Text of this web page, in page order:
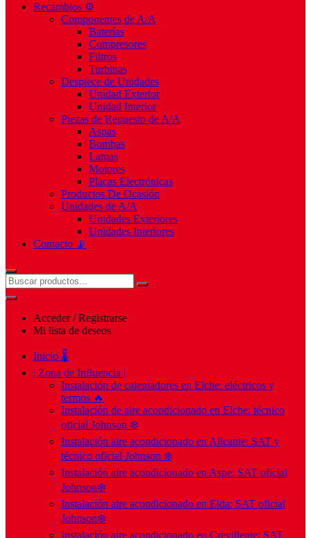
Recambios ⚙️
Componentes de A/A
Baterías
Compresores
Filtros
Turbinas
Despiece de Unidades
Unidad Exterior
Unidad Interior
Piezas de Repuesto de A/A
Aspas
Bombas
Lamas
Motores
Placas Electrónicas
Productos De Ocasión
Unidades de A/A
Unidades Exteriores
Unidades Interiores
Contacto 📡
Acceder / Registrarse
Mi lista de deseos
Inicio 🌡️
| Zona de Influencia |
Instalación de calentadores en Elche: eléctricos y
termos 🔥
Instalación de aire acondicionado en Elche: técnico
oficial Johnson ❄️
Instalación aire acondicionado en Alicante: SAT y
técnico oficial Johnson ❄️
Instalación aire acondicionado en Aspe: SAT oficial
Johnson❄️
Instalación aire acondicionado en Elda: SAT oficial
Johnson❄️
Instalación aire acondicionado en Crevillente: SAT